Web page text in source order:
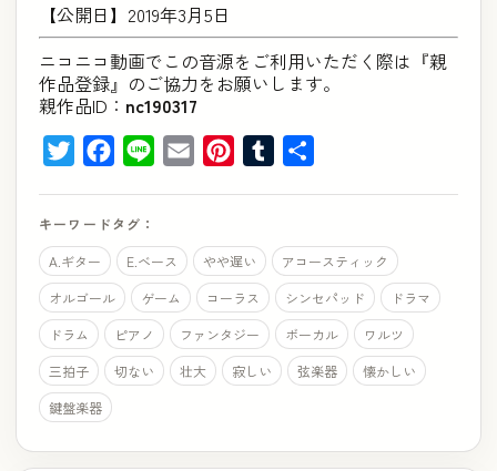
【公開日】2019年3月5日
ニコニコ動画でこの音源をご利用いただく際は『親
作品登録』のご協力をお願いします。
親作品ID： nc190317
TwitterFacebook
Line Email Pinterest
Tumblr
キーワードタグ：
A.ギター
E.ベース やや遅い
アコースティック
オルゴール
ゲーム コーラス シンセパッド
ドラマ
ドラム
ピアノ ファンタジー ボーカル
ワルツ
三拍子
切ない 壮大 寂しい 弦楽器
懐かしい
鍵盤楽器